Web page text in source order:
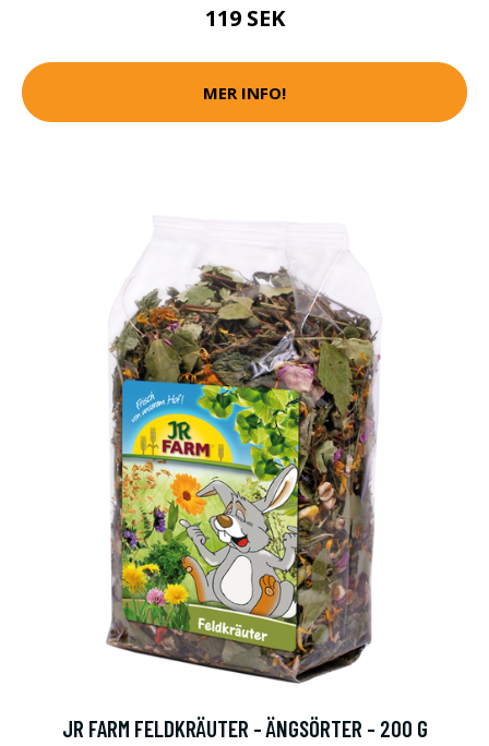
119 SEK
MER INFO!
JR FARM FELDKRÄUTER - ÄNGSÖRTER - 200 G